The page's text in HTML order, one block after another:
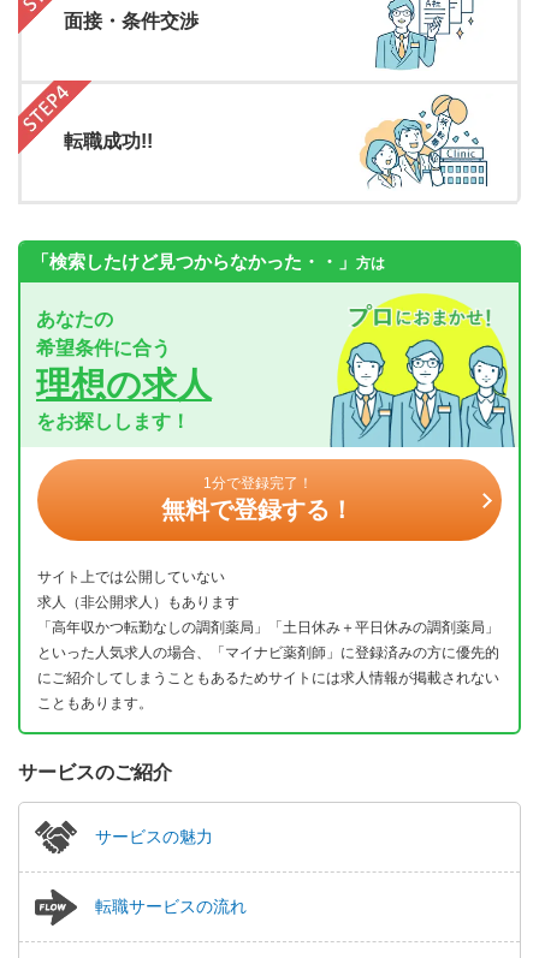
面接・条件交渉
転職成功!!
「検索したけど見つからなかった・・」 方は
あなたの
希望条件に合う
理想の求人
をお探しします！
1分で登録完了！
無料で登録する！
サイト上では公開していない
求人（非公開求人）もあります
「高年収かつ転勤なしの調剤薬局」「土日休み＋平日休みの調剤薬局」
といった人気求人の場合、「マイナビ薬剤師」に登録済みの方に優先的
にご紹介してしまうこともあるためサイトには求人情報が掲載されない
こともあります。
サービスのご紹介
サービスの魅力
転職サービスの流れ